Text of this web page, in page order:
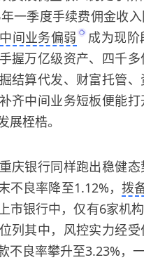
一季度手续费佣金收
中间业务偏弱
成为现
握万亿级资产、四千
结算代发、财富托管
齐中间业务短板便能
展桎梏。
庆银行同样跑出稳健
不良率降至1.12%， 拨
市银行中，仅有6家机
列其中，风控实力经
不良率攀升至3.23%，